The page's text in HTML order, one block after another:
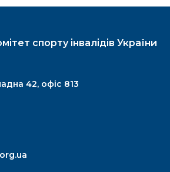
спорту інвалідів України
42, офіс 813